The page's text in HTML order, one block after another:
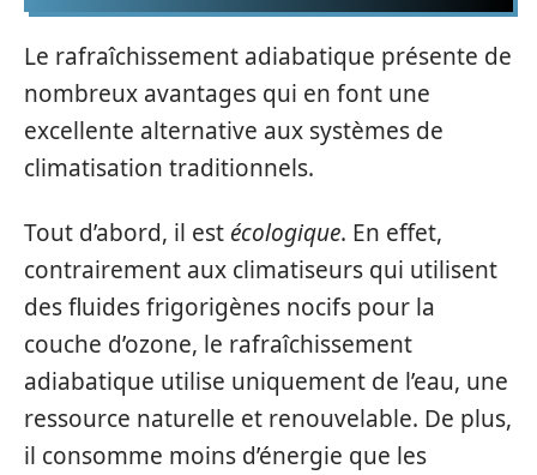
Le rafraîchissement adiabatique présente de
nombreux avantages qui en font une
excellente alternative aux systèmes de
climatisation traditionnels.
Tout d’abord, il est écologique. En effet,
contrairement aux climatiseurs qui utilisent
des fluides frigorigènes nocifs pour la
couche d’ozone, le rafraîchissement
adiabatique utilise uniquement de l’eau, une
ressource naturelle et renouvelable. De plus,
il consomme moins d’énergie que les